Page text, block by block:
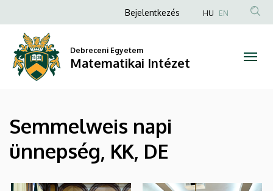
Matematikai
Intézet
a
tartalomra
Anonim
fiók
menüje
Bejelentkezés HU EN
Debreceni Egyetem
Matematikai Intézet
Semmelweis napi
ünnepség, KK, DE